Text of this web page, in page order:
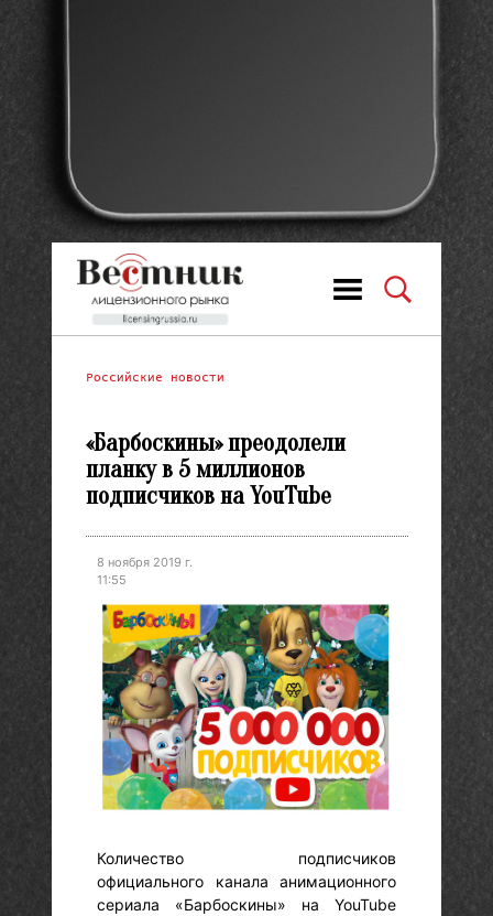
Российские новости
«Барбоскины» преодолели
планку в 5 миллионов
подписчиков на YouTube
8 ноября 2019 г.
11:55
Количество подписчиков
официального канала анимационного
сериала «Барбоскины» на YouTube